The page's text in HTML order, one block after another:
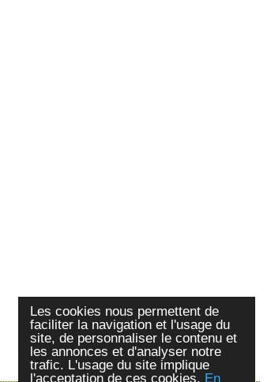
Les cookies nous permettent de
faciliter la navigation et l'usage du
site, de personnaliser le contenu et
les annonces et d'analyser notre
trafic. L'usage du site implique
l'acceptation de ces cookies. En